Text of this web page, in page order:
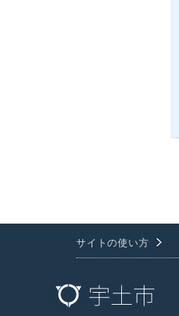
サイトの使い方